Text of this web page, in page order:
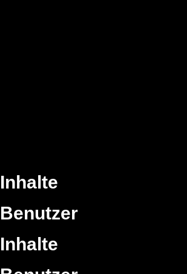
Inhalte
Benutzer
Inhalte